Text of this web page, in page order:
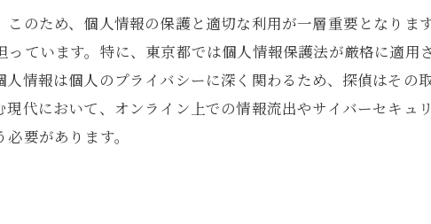
法とその範囲
守の重要性
制約とその対策
に関する最新の法改正
のため、個人情報の保護と適切な利用が一層重要となりま
ています。特に、東京都では個人情報保護法が厳格に適用
情報は個人のプライバシーに深く関わるため、探偵はその
代において、オンライン上での情報流出やサイバーセキュ
要があります。